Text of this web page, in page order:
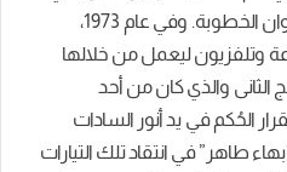
له وهي مجموعة قصصية بعنوان الخطوبة. وفي عام 1973،
وتلفزيون ليعمل من خلالها
الثانى والذي كان من أحد
وبعد استقرار الحُكم في يد أنور السادات
طاهر” في انتقاد تلك التيارات